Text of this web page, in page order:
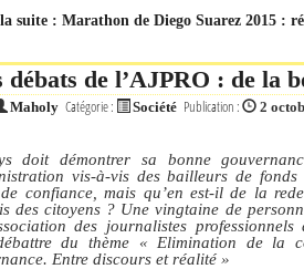
suite : Marathon de Diego Suarez 2015 :
débats de l’AJPRO : de la
Maholy Catégorie : Société Publication : 2
doit démontrer sa bonne
vis-à-vis des bailleurs de
confiance, mais qu’en est-il de la
des citoyens ? Une vingtaine de
des journalistes professionnels
du thème « Elimination de la
Entre discours et réalité »